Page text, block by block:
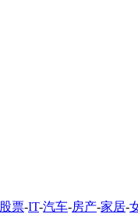
股票-IT-汽车-房产-家居-